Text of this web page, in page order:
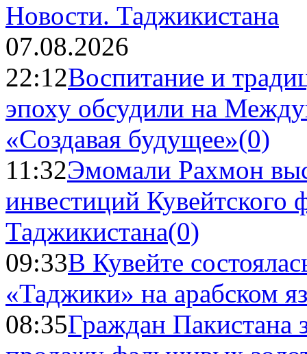
Новости. Таджикистана
07.08.2026
22:12Воспитание и
эпоху обсудили на
«Создавая будущее»(0)
11:32Эмомали Рахмон
инвестиций Кувейтского
Таджикистана(0)
09:33В Кувейте
«Таджики» на арабском
08:35Граждан Пакистана